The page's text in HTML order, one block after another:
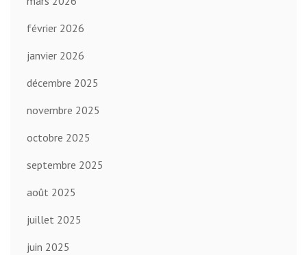
février 2026
janvier 2026
décembre 2025
novembre 2025
octobre 2025
septembre 2025
août 2025
juillet 2025
juin 2025